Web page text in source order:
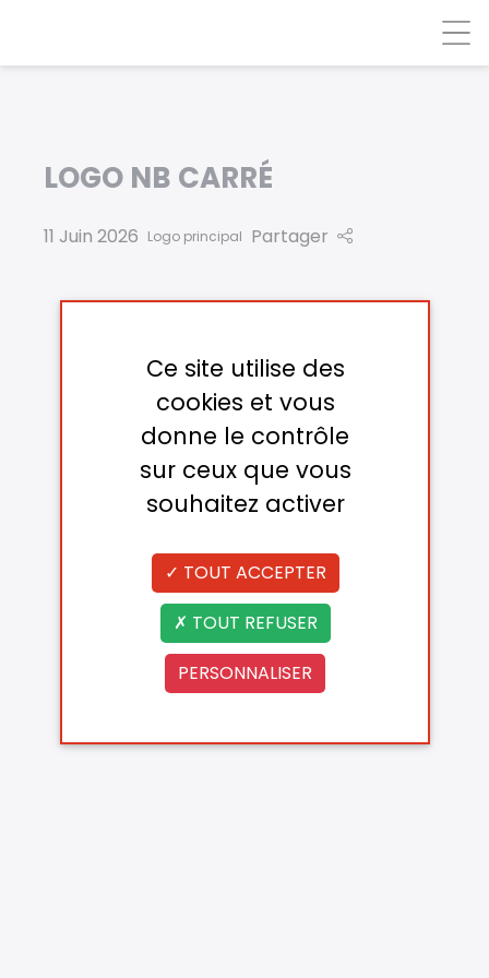
LOGO NB CARRÉ
11 Juin 2026 Logo principal Partager
Ce site utilise des
cookies et vous
donne le contrôle
sur ceux que vous
souhaitez activer
TOUT ACCEPTER
TOUT REFUSER
PERSONNALISER